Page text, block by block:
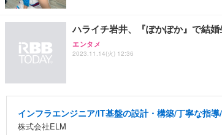
ハライチ岩井、『ぽかぽか』で結婚
エンタメ
2023.11.14(火) 12:36
インフラエンジニア/IT基盤の設計・構築/丁寧な指
株式会社ELM